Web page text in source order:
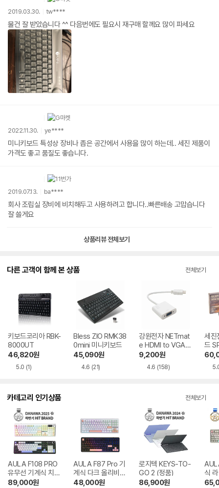
2019.03.30. tw****
물건 잘 받았습니다 ^^ 다음번에도 필요시 재구매 할께요 많이 파세요
2022.11.30. ye****
미니키보드 특성상 장비나 좁은 공간에서 사용을 많이 하는데.. 세진 제품이
가격도 좋고 품질도 좋습니다.
2019.07.13. ba****
회사 조립실 장비에 비치해두고 사용하려고 합니다..빠른배송 고맙습니다
잘 쓸게요
상품리뷰 전체보기
다른 고객이 함께 본 상품 전체보기
키보드코리아 RBK-
8000UT
46,820원
5.0 (1)
Bless ZIO RMK38
0mini 미니키보드
45,090원
4.6 (21)
강원전자 NETmat
e HDMI to VGA
컨버터 (NM-HV0
9,200원
4.6 (158)
세진
드
랙
카테고리 인기상품 전체보기
AULA F108 PRO
유무선 기계식 치즈
화이트 한글
89,000원
AULA F87 Pro 기
계식 다크 올리비아
한글
48,000원
로지텍 KEYS-TO-
GO 2 (정품)
86,900원
식